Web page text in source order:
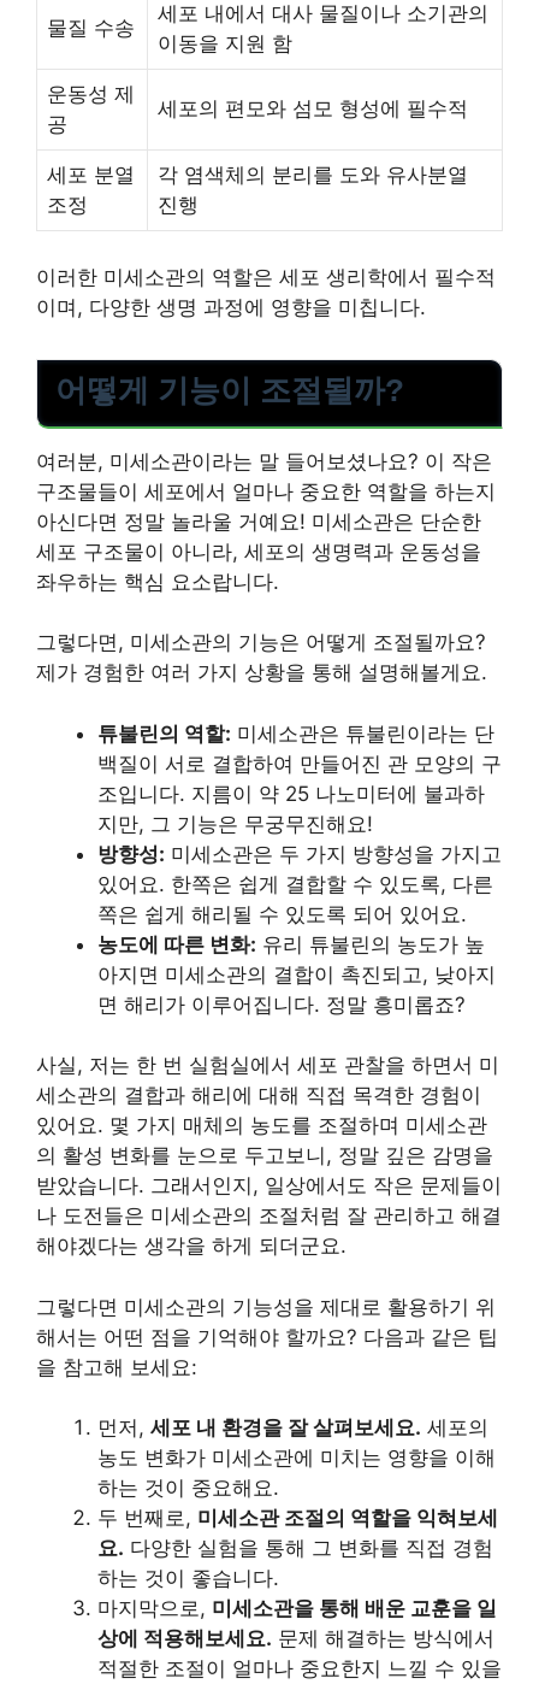
물질 수송
세포 내에서 대사 물질이나 소기관의
이동을 지원 함
운동성 제
공
세포의 편모와 섬모 형성에 필수적
세포 분열
조정
각 염색체의 분리를 도와 유사분열
진행
이러한 미세소관의 역할은 세포 생리학에서 필수적
이며, 다양한 생명 과정에 영향을 미칩니다.
어떻게 기능이 조절될까?
여러분, 미세소관이라는 말 들어보셨나요? 이 작은
구조물들이 세포에서 얼마나 중요한 역할을 하는지
아신다면 정말 놀라울 거예요! 미세소관은 단순한
세포 구조물이 아니라, 세포의 생명력과 운동성을
좌우하는 핵심 요소랍니다.
그렇다면, 미세소관의 기능은 어떻게 조절될까요?
제가 경험한 여러 가지 상황을 통해 설명해볼게요.
튜불린의 역할: 미세소관은 튜불린이라는 단
백질이 서로 결합하여 만들어진 관 모양의 구
조입니다. 지름이 약 25 나노미터에 불과하
지만, 그 기능은 무궁무진해요!
방향성: 미세소관은 두 가지 방향성을 가지고
있어요. 한쪽은 쉽게 결합할 수 있도록, 다른
쪽은 쉽게 해리될 수 있도록 되어 있어요.
농도에 따른 변화: 유리 튜불린의 농도가 높
아지면 미세소관의 결합이 촉진되고, 낮아지
면 해리가 이루어집니다. 정말 흥미롭죠?
사실, 저는 한 번 실험실에서 세포 관찰을 하면서 미
세소관의 결합과 해리에 대해 직접 목격한 경험이
있어요. 몇 가지 매체의 농도를 조절하며 미세소관
의 활성 변화를 눈으로 두고보니, 정말 깊은 감명을
받았습니다. 그래서인지, 일상에서도 작은 문제들이
나 도전들은 미세소관의 조절처럼 잘 관리하고 해결
해야겠다는 생각을 하게 되더군요.
그렇다면 미세소관의 기능성을 제대로 활용하기 위
해서는 어떤 점을 기억해야 할까요? 다음과 같은 팁
을 참고해 보세요:
먼저, 세포 내 환경을 잘 살펴보세요. 세포의
농도 변화가 미세소관에 미치는 영향을 이해
하는 것이 중요해요.
두 번째로, 미세소관 조절의 역할을 익혀보세
요. 다양한 실험을 통해 그 변화를 직접 경험
하는 것이 좋습니다.
마지막으로, 미세소관을 통해 배운 교훈을 일
상에 적용해보세요. 문제 해결하는 방식에서
적절한 조절이 얼마나 중요한지 느낄 수 있을